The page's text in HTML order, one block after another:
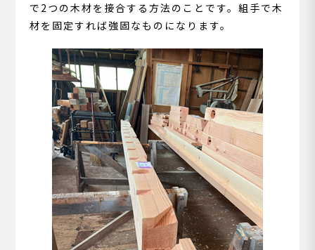
で2つの木材を接合する方法のことです。組手で木
材を固定すれば強固なものになります。